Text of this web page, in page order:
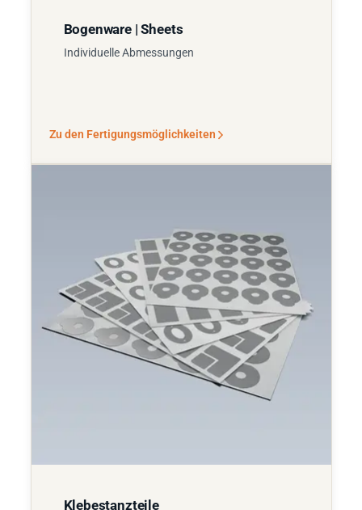
Bogenware | Sheets
Individuelle Abmessungen
Zu den Fertigungsmöglichkeiten
Klebestanzteile